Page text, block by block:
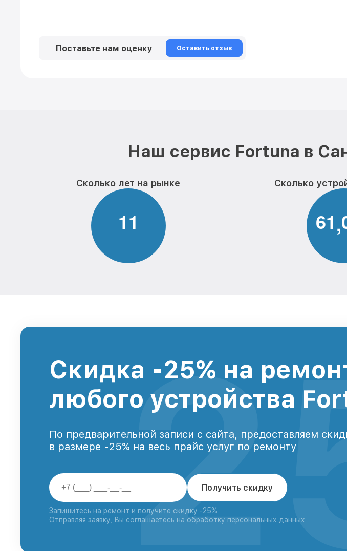
Поставьте нам оценку Оставить отзыв
Наш сервис Fortuna в
Сколько лет на рынке
11
Сколько
61,
Скидка -25% на
любого устройства
По предварительной записи с сайта, предоставляем
в размере -25% на весь прайс услуг по ремонту
Получить скидку
Запишитесь на ремонт и получите скидку -25%
Отправляя заявку, Вы соглашаетесь на обработку персональных данных